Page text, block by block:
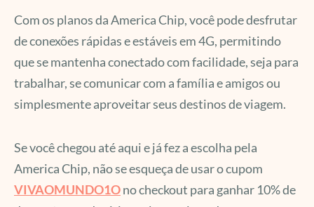
Com os planos da America Chip, você pode desfrutar
de conexões rápidas e estáveis em 4G, permitindo
que se mantenha conectado com facilidade, seja para
trabalhar, se comunicar com a família e amigos ou
simplesmente aproveitar seus destinos de viagem.
Se você chegou até aqui e já fez a escolha pela
America Chip, não se esqueça de usar o cupom
VIVAOMUNDO1Ono checkout para ganhar 10% de